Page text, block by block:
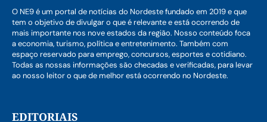
O NE9 é um portal de notícias do Nordeste fundado em 2019 e que
tem o objetivo de divulgar o que é relevante e está ocorrendo de
mais importante nos nove estados da região. Nosso conteúdo foca
a economia, turismo, política e entretenimento. Também com
espaço reservado para emprego, concursos, esportes e cotidiano.
Todas as nossas informações são checadas e verificadas, para levar
ao nosso leitor o que de melhor está ocorrendo no Nordeste.
EDITORIAIS